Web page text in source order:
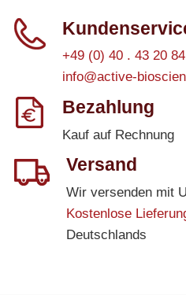
+49 (0) 40 . 43 20
info@active-
Bezahlung
Kauf auf Rechnung
Versand
Wir versenden mit
Kostenlose
Deutschlands